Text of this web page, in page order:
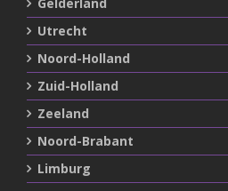
Utrecht
Noord-Holland
Zuid-Holland
Zeeland
Noord-Brabant
Limburg